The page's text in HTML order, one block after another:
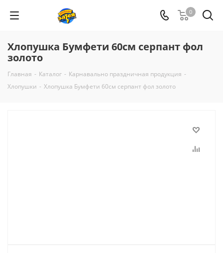
0
Хлопушка Бумфети 60см серпант фол
золото
Главная - Каталог - Карнавально праздничная продукция -
Хлопушки - Хлопушка Бумфети 60см серпант фол золото